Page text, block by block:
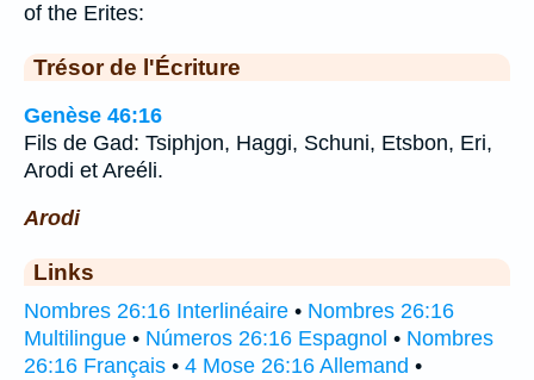
of the Erites:
Trésor de l'Écriture
Genèse 46:16
Fils de Gad: Tsiphjon, Haggi, Schuni, Etsbon, Eri,
Arodi et Areéli.
Arodi
Links
Nombres 26:16 Interlinéaire • Nombres 26:16
Multilingue • Números 26:16 Espagnol • Nombres
26:16 Français • 4 Mose 26:16 Allemand •